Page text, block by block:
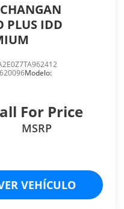
CHANGAN
PLUS IDD
620096Modelo:
For Price
MSRP
VEHÍCULO